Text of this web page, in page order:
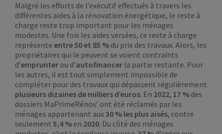
Malgré les efforts de l’exécutif effectués à travers les
différentes aides à la rénovation énergétique, le reste à
charge reste trop important pour les ménages
modestes. Une fois les aides versées, ce reste à charge
représente entre 50 et 85 % du prix des travaux. Alors, les
propriétaires qui le peuvent se voient contraints
d’emprunter ou d’autofinancer la partie restante. Pour
les autres, il est tout simplement impossible de
compléter pour des travaux qui dépassent régulièrement
plusieurs dizaines de milliers d’euros. En 2022, 17 % des
dossiers MaPrimeRénov’ ont été réclamés par les
ménages appartenant aux30 % les plus aisés, contre
seulement 5,4 % en 2020. Du côté des ménages